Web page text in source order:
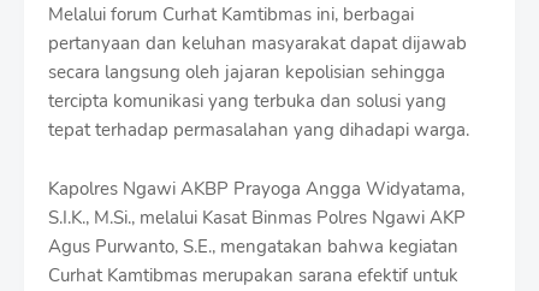
Melalui forum Curhat Kamtibmas ini, berbagai
pertanyaan dan keluhan masyarakat dapat dijawab
secara langsung oleh jajaran kepolisian sehingga
tercipta komunikasi yang terbuka dan solusi yang
tepat terhadap permasalahan yang dihadapi warga.
Kapolres Ngawi AKBP Prayoga Angga Widyatama,
S.I.K., M.Si., melalui Kasat Binmas Polres Ngawi AKP
Agus Purwanto, S.E., mengatakan bahwa kegiatan
Curhat Kamtibmas merupakan sarana efektif untuk